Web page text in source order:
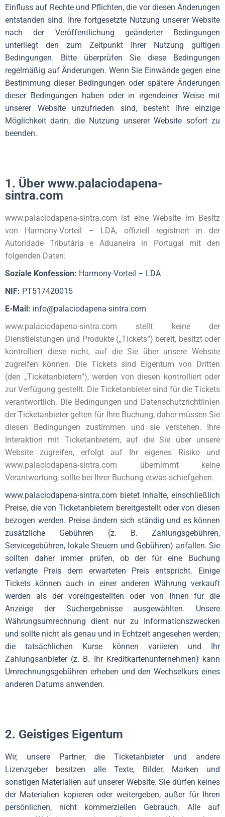
Einfluss auf Rechte und Pflichten, die vor diesen Änderungen
entstanden sind. Ihre fortgesetzte Nutzung unserer Website
nach der Veröffentlichung geänderter Bedingungen
unterliegt den zum Zeitpunkt Ihrer Nutzung gültigen
Bedingungen. Bitte überprüfen Sie diese Bedingungen
regelmäßig auf Änderungen. Wenn Sie Einwände gegen eine
Bestimmung dieser Bedingungen oder spätere Änderungen
dieser Bedingungen haben oder in irgendeiner Weise mit
unserer Website unzufrieden sind, besteht Ihre einzige
Möglichkeit darin, die Nutzung unserer Website sofort zu
beenden.
1. Über www.palaciodapena-
sintra.com
www.palaciodapena-sintra.com ist eine Website im Besitz
von Harmony-Vorteil – LDA, offiziell registriert in der
Autoridade Tributária e Aduaneira in Portugal mit den
folgenden Daten:
Soziale Konfession: Harmony-Vorteil – LDA
NIF: PT517420015
E-Mail: info@palaciodapena-sintra.com
www.palaciodapena-sintra.com stellt keine der
Dienstleistungen und Produkte („Tickets“) bereit, besitzt oder
kontrolliert diese nicht, auf die Sie über unsere Website
zugreifen können. Die Tickets sind Eigentum von Dritten
(den „Ticketanbietern“), werden von diesen kontrolliert oder
zur Verfügung gestellt. Die Ticketanbieter sind für die Tickets
verantwortlich. Die Bedingungen und Datenschutzrichtlinien
der Ticketanbieter gelten für Ihre Buchung, daher müssen Sie
diesen Bedingungen zustimmen und sie verstehen. Ihre
Interaktion mit Ticketanbietern, auf die Sie über unsere
Website zugreifen, erfolgt auf Ihr eigenes Risiko und
www.palaciodapena-sintra.com übernimmt keine
Verantwortung, sollte bei Ihrer Buchung etwas schiefgehen.
www.palaciodapena-sintra.com bietet Inhalte, einschließlich
Preise, die von Ticketanbietern bereitgestellt oder von diesen
bezogen werden. Preise ändern sich ständig und es können
zusätzliche Gebühren (z. B. Zahlungsgebühren,
Servicegebühren, lokale Steuern und Gebühren) anfallen. Sie
sollten daher immer prüfen, ob der für eine Buchung
verlangte Preis dem erwarteten Preis entspricht. Einige
Tickets können auch in einer anderen Währung verkauft
werden als der voreingestellten oder von Ihnen für die
Anzeige der Suchergebnisse ausgewählten. Unsere
Währungsumrechnung dient nur zu Informationszwecken
und sollte nicht als genau und in Echtzeit angesehen werden;
die tatsächlichen Kurse können variieren und Ihr
Zahlungsanbieter (z. B. Ihr Kreditkartenunternehmen) kann
Umrechnungsgebühren erheben und den Wechselkurs eines
anderen Datums anwenden.
2. Geistiges Eigentum
Wir, unsere Partner, die Ticketanbieter und andere
Lizenzgeber besitzen alle Texte, Bilder, Marken und
sonstigen Materialien auf unserer Website. Sie dürfen keines
der Materialien kopieren oder weitergeben, außer für Ihren
persönlichen, nicht kommerziellen Gebrauch. Alle auf